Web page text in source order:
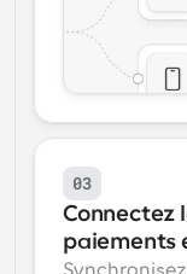
03
Connectez
paiements